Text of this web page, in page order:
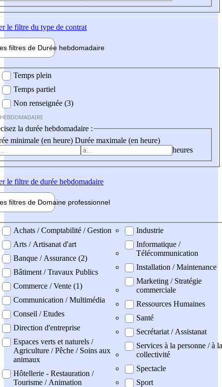
le filtre du type de contrat
filtres de Durée hebdomadaire
Temps plein
Temps partiel
Non renseignée (3)
la durée hebdomadaire :
minimale (en heure) Durée maximale (en heure)
heures
le filtre de durée hebdomadaire
filtres de Domaine professionnel
professionel
Achats / Comptabilité / Gestion
Arts / Artisanat d'art
Banque / Assurance (2)
Bâtiment / Travaux Publics
Commerce / Vente (1)
Communication / Multimédia
Conseil / Etudes
Direction d'entreprise
Espaces verts et naturels /
Agriculture / Pêche / Soins aux
animaux
Hôtellerie - Restauration /
Tourisme / Animation
Industrie
Informatique /
Télécommunication
Installation / Maintenance
Marketing / Stratégie
commerciale
Ressources Humaines
Santé
Secrétariat / Assistanat
Services à la personne / à la
collectivité
Spectacle
Sport